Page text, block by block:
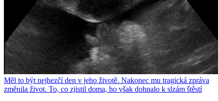
Měl to být nejhezčí den v jeho životě. Nakonec mu tragická zpráva
změnila život. To, co zjistil doma, ho však dohnalo k slzám štěstí